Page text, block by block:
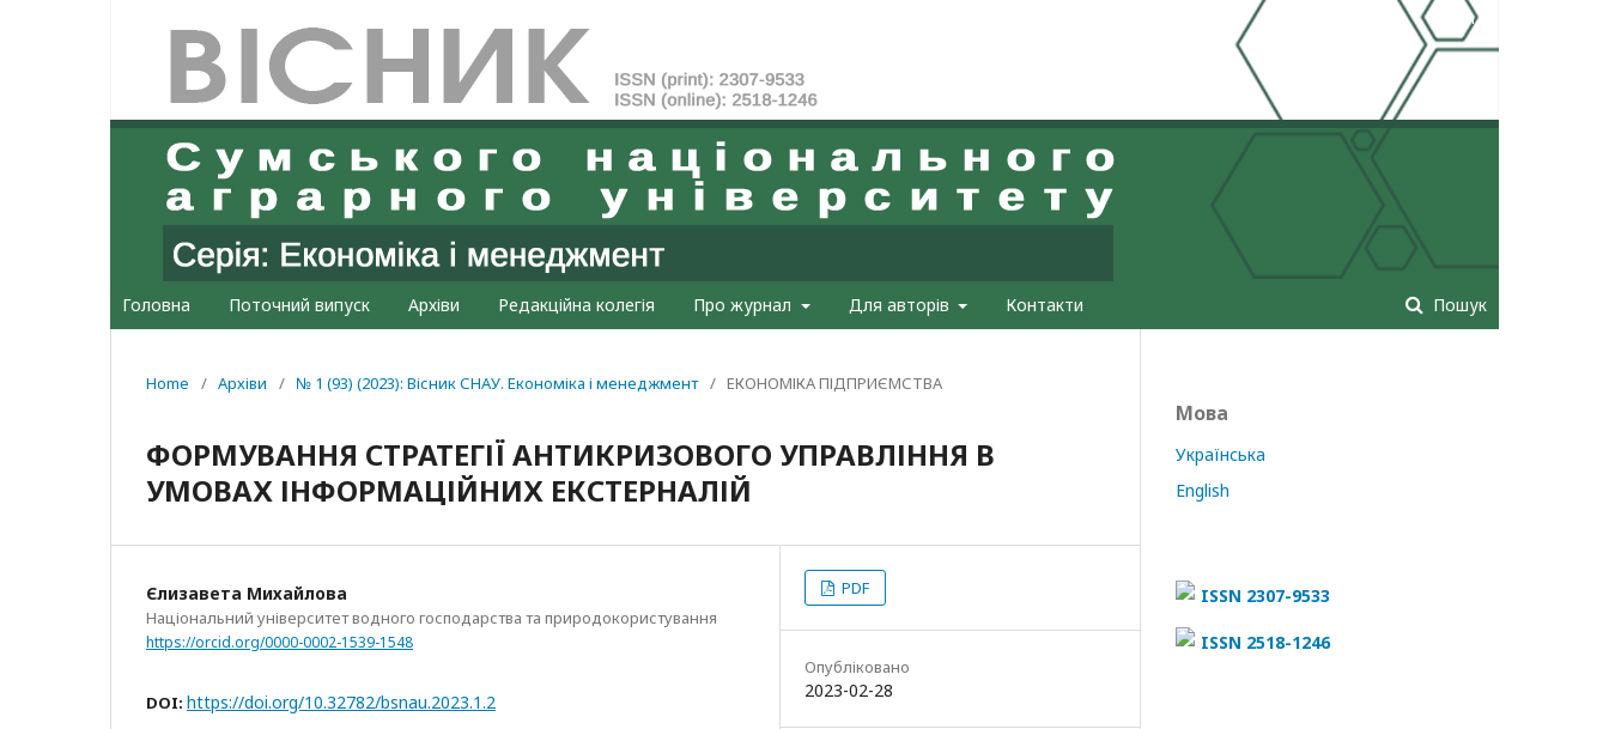
Головна Поточний випуск Архіви Редакційна колегія Про журнал Для авторів Контакти Пошук
Увійти
Home / Архіви / № 1 (93) (2023): Вісник СНАУ. Економіка і менеджмент / ЕКОНОМІКА ПІДПРИЄМСТВА
ФОРМУВАННЯ СТРАТЕГІЇ АНТИКРИЗОВОГО УПРАВЛІННЯ В
УМОВАХ ІНФОРМАЦІЙНИХ ЕКСТЕРНАЛІЙ
Єлизавета Михайлова
Національний університет водного господарства та природокористування
https://orcid.org/0000-0002-1539-1548
DOI: https://doi.org/10.32782/bsnau.2023.1.2
PDF
Опубліковано
2023-02-28
Мова
Українська
English
ISSN 2307-9533
ISSN 2518-1246